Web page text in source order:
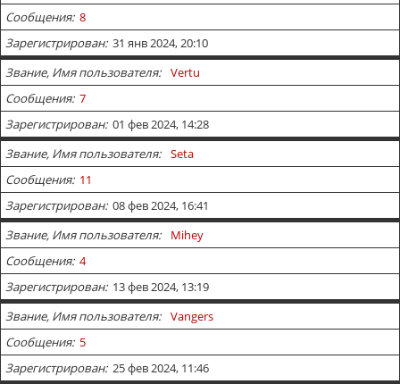
Сообщения 8
Зарегистрирован 31 янв 2024, 20:10
Звание, Имя пользователя
Vertu
Сообщения 7
Зарегистрирован 01 фев 2024, 14:28
Звание, Имя пользователя
Seta
Сообщения 11
Зарегистрирован 08 фев 2024, 16:41
Звание, Имя пользователя
Mihey
Сообщения 4
Зарегистрирован 13 фев 2024, 13:19
Звание, Имя пользователя
Vangers
Сообщения 5
Зарегистрирован 25 фев 2024, 11:46